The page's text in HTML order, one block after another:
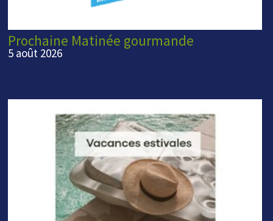
Prochaine Matinée gourmande
5 août 2026